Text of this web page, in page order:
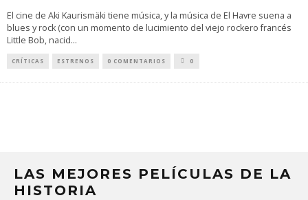
El cine de Aki Kaurismäki tiene música, y la música de El Havre suena a
blues y rock (con un momento de lucimiento del viejo rockero francés
Little Bob, nacid...
CRÍTICAS ESTRENOS 0 COMENTARIOS 0
LAS MEJORES PELÍCULAS DE LA
HISTORIA